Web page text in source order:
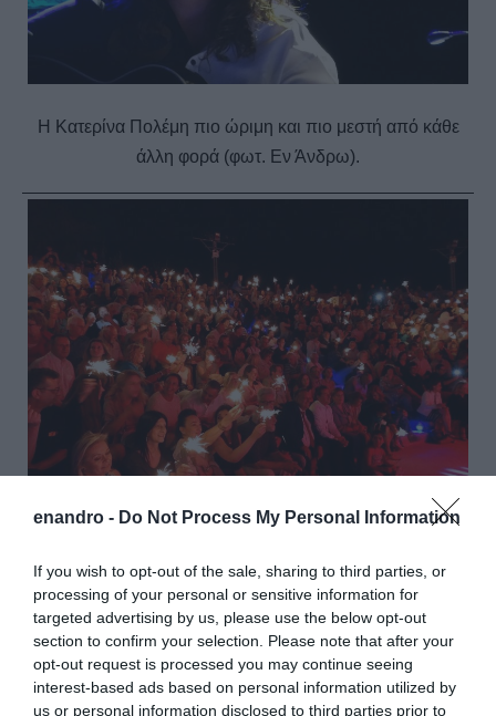
enandro - Do Not Process My Personal Information
If you wish to opt-out of the sale, sharing to third parties, or
processing of your personal or sensitive information for
targeted advertising by us, please use the below opt-out
section to confirm your selection. Please note that after your
opt-out request is processed you may continue seeing
interest-based ads based on personal information utilized by
us or personal information disclosed to third parties prior to
Η Κατερίνα Πολέμη πιο ώριμη και πιο μεστή από κάθε
άλλη φορά (φωτ. Εν Άνδρω).
Φινάλε της συναυλίας… (φωτ΄Εν Άνδρω).
Για να υπάρχει αύριο πρέπει να φροντίσουμε από
σήμερα. Και ο Σαββόπουλος χτες παρουσίασε στην
Άνδρο μια σειρά εξαιρετικών νέων τροβαδούρων που